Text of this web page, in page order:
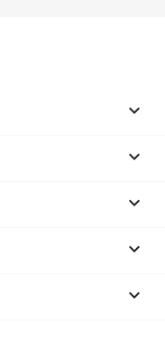



keyboard_arrow_down
